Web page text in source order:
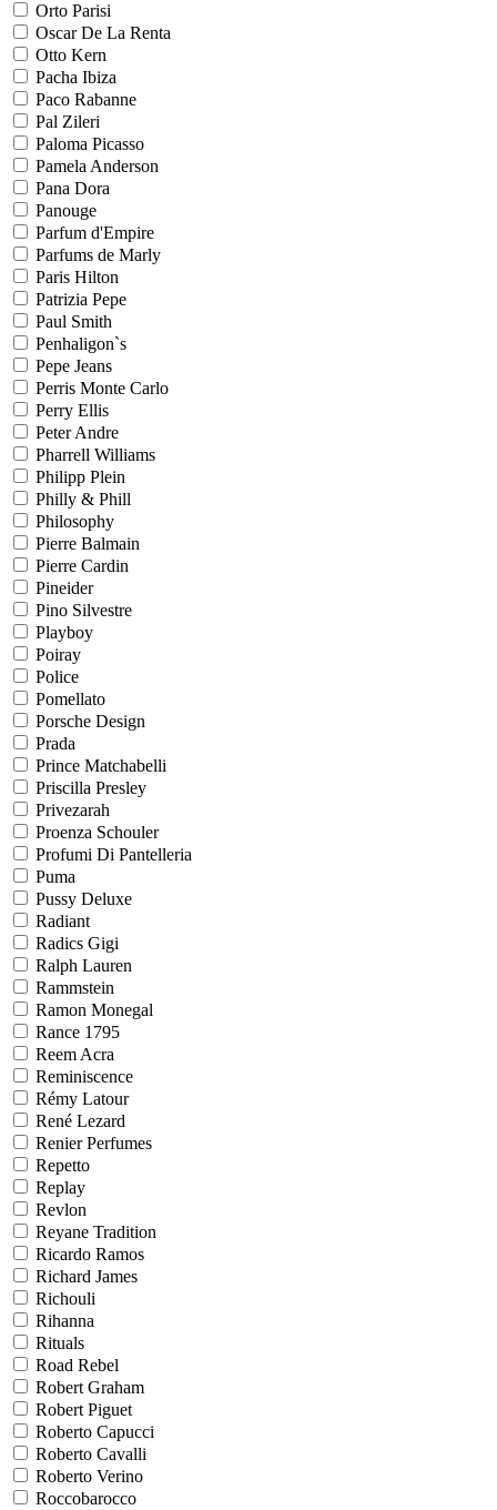
Orto Parisi
Oscar De La Renta
Otto Kern
Pacha Ibiza
Paco Rabanne
Pal Zileri
Paloma Picasso
Pamela Anderson
Pana Dora
Panouge
Parfum d'Empire
Parfums de Marly
Paris Hilton
Patrizia Pepe
Paul Smith
Penhaligon`s
Pepe Jeans
Perris Monte Carlo
Perry Ellis
Peter Andre
Pharrell Williams
Philipp Plein
Philly & Phill
Philosophy
Pierre Balmain
Pierre Cardin
Pineider
Pino Silvestre
Playboy
Poiray
Police
Pomellato
Porsche Design
Prada
Prince Matchabelli
Priscilla Presley
Privezarah
Proenza Schouler
Profumi Di Pantelleria
Puma
Pussy Deluxe
Radiant
Radics Gigi
Ralph Lauren
Rammstein
Ramon Monegal
Rance 1795
Reem Acra
Reminiscence
Rémy Latour
René Lezard
Renier Perfumes
Repetto
Replay
Revlon
Reyane Tradition
Ricardo Ramos
Richard James
Richouli
Rihanna
Rituals
Road Rebel
Robert Graham
Robert Piguet
Roberto Capucci
Roberto Cavalli
Roberto Verino
Roccobarocco